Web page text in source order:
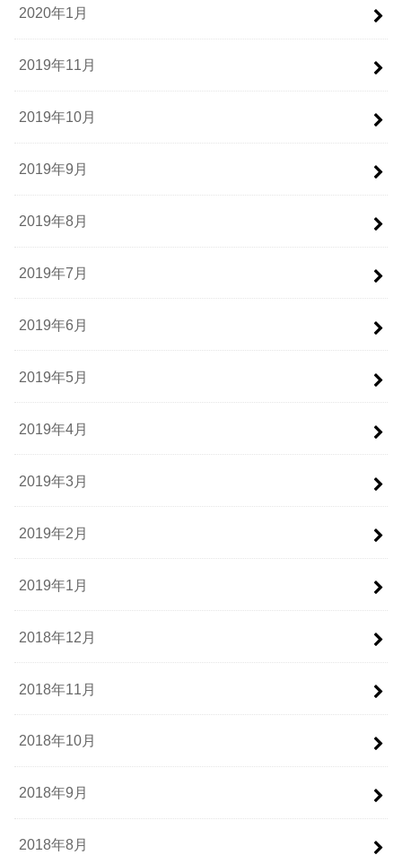
2020年1月
2019年11月
2019年10月
2019年9月
2019年8月
2019年7月
2019年6月
2019年5月
2019年4月
2019年3月
2019年2月
2019年1月
2018年12月
2018年11月
2018年10月
2018年9月
2018年8月